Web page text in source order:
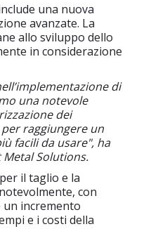
una nuova
avanzate. La
allo sviluppo dello
in considerazione
di
una notevole
dei
raggiungere un
facili da usare", ha
Solutions.
il taglio e la
con
incremento
e i costi della